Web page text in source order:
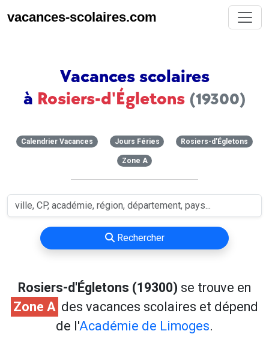
vacances-scolaires.com
Vacances scolaires
à Rosiers-d'Égletons (19300)
Calendrier Vacances Jours Féries Rosiers-d'Égletons
Zone A
Rechercher
Rosiers-d'Égletons (19300) se trouve en
Zone A des vacances scolaires et dépend
de l'Académie de Limoges.